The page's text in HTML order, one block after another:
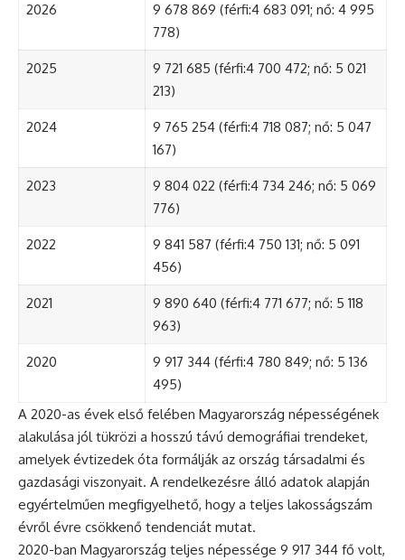
2026
9 678 869 (férfi:4 683 091; nő: 4 995
778)
2025
9 721 685 (férfi:4 700 472; nő: 5 021
213)
2024
9 765 254 (férfi:4 718 087; nő: 5 047
167)
2023
9 804 022 (férfi:4 734 246; nő: 5 069
776)
2022
9 841 587 (férfi:4 750 131; nő: 5 091
456)
2021
9 890 640 (férfi:4 771 677; nő: 5 118
963)
2020
9 917 344 (férfi:4 780 849; nő: 5 136
495)
A 2020-as évek első felében Magyarország népességének
alakulása jól tükrözi a hosszú távú demográfiai trendeket,
amelyek évtizedek óta formálják az ország társadalmi és
gazdasági viszonyait. A rendelkezésre álló adatok alapján
egyértelműen megfigyelhető, hogy a teljes lakosságszám
évről évre csökkenő tendenciát mutat.
2020-ban Magyarország teljes népessége 9 917 344 fő volt,